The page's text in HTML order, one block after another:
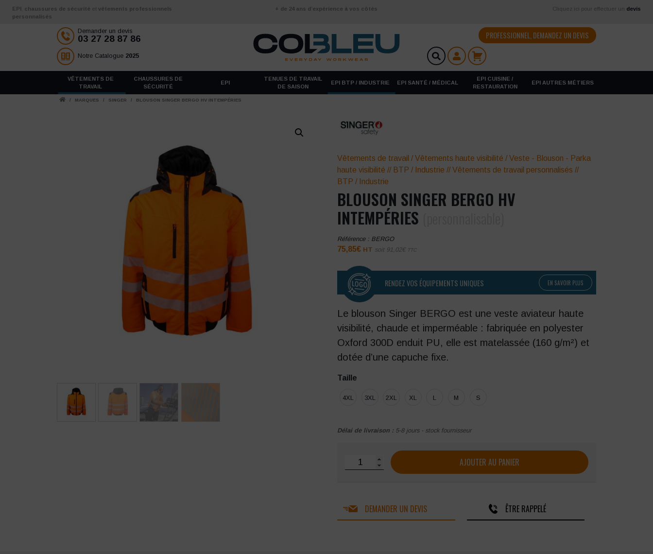
Aller au contenu
EPI chaussures de sécurité et vêtements professionnels
personnalisés
+ de 24 ans d’expérience à vos côtés Cliquez ici pour effectuer un devis
Demander un devis
03 27 28 87 86
Notre Catalogue 2025
PROFESSIONNEL, DEMANDEZ UN DEVIS
VÊTEMENTS DE
TRAVAIL
CHAUSSURES DE
SÉCURITÉ
EPI
TENUES DE TRAVAIL
DE SAISON
EPI BTP / INDUSTRIE EPI SANTÉ / MÉDICAL
EPI CUISINE /
RESTAURATION
EPI AUTRES MÉTIERS
/ MARQUES / SINGER / BLOUSON SINGER BERGO HV INTEMPÉRIES
Vêtements de travail /Vêtements haute visibilité /Veste - Blouson - Parka
haute visibilité // BTP / Industrie //Vêtements de travail personnalisés //
BTP / Industrie
BLOUSON SINGER BERGO HV
INTEMPÉRIES
Référence : BERGO
75,85€ HT soit 91,02€ TTC
RENDEZ VOS ÉQUIPEMENTS UNIQUES EN SAVOIR PLUS
Le blouson Singer BERGO est une veste aviateur haute
visibilité, chaude et imperméable : fabriquée en polyester
Oxford 300D enduit PU, elle est matelassée (160 g/m²) et
dotée d’une capuche fixe.
Taille
4XL 3XL 2XL XL L M S
Délai de livraison : 5-8 jours - stock fournisseur
quantité de Blouson Singer Bergo HV intempéries
AJOUTER AU PANIER
DEMANDER UN DEVIS ÊTRE RAPPELÉ